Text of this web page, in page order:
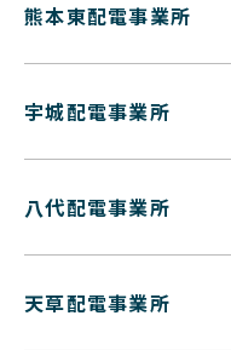
熊本東配電事業所
宇城配電事業所
八代配電事業所
天草配電事業所